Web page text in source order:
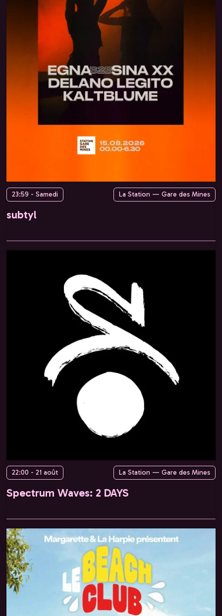
23:59 - Samedi La Station — Gare des Mines
subtyl
22:00 - 21 août La Station — Gare des Mines
Spectrum Waves: 2 DAYS